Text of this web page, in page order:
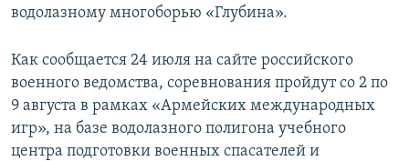
ПОБЕДИТЕЛЕЙ НЕ СУДЯТ?
КРЫМ.НЕПОКОРЕННЫЙ
ELIFBE
УКРАИНСКАЯ ПРОБЛЕМА КРЫМА
ПРИСОЕДИНЯЙТЕСЬ!
Все сайты RFE/RL
водолазному многоборью «Глубина».
Как сообщается 24 июля на сайте российского
военного ведомства, соревнования пройдут со 2 по
9 августа в рамках «Армейских международных
игр», на базе водолазного полигона учебного
центра подготовки военных спасателей и